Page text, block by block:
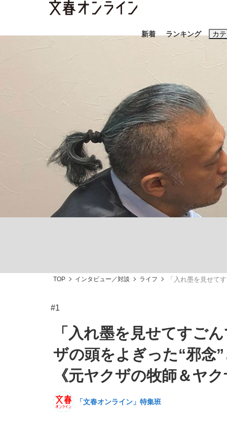
新着 ランキング カ
スクープ
「90%は失敗する。でも…」本田圭佑が初
終戦から81年
the Style
おすすめの
#藤田晋
#三
#玉木雄一郎
TOP インタビュー／対談 ライフ 「入れ墨を見せて
#1
「入れ墨を見せてすご
ザの頭をよぎった“邪
《元ヤクザの牧師＆ヤ
「文春オンライン」特集班